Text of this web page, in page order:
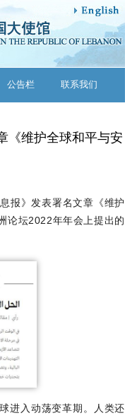
公告栏 联系我们
《维护全球和平与安
报》发表署名文章《维护
论坛2022年年会上提出的
进入动荡变革期。人类还